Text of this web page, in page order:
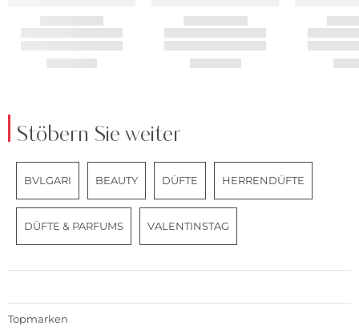
Stöbern Sie weiter
BVLGARI BEAUTY DÜFTE HERRENDÜFTE
DÜFTE & PARFUMS VALENTINSTAG
Topmarken